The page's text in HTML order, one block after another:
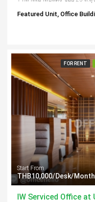
Featured Unit, Office
FOR RENT
Start From
THB10,000/Desk/Month
IW Serviced Office at